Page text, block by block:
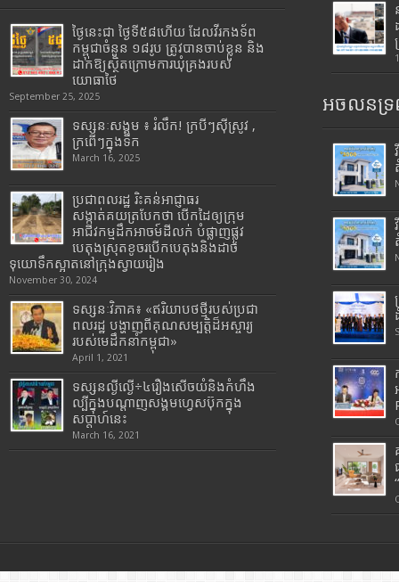
ថ្ងៃនេះជា ថ្ងៃទី៥៨ហើយ ដែលវីរកងទ័ព
កម្ពុជាចំនួន ១៨រូប ត្រូវបានចាប់ខ្លួន និង
ដាក់ឱ្យស្ថិតក្រោមការឃុំគ្រងរបស់
យោធាថៃ
September 25, 2025
ទស្សនៈសង្គម ៖ រំលឹក! ក្របីៗស៊ីស្រូវ ,
ក្រពើៗក្នុងទឹក
March 16, 2025
ប្រជាពលរដ្ឋ រិះគន់អាជ្ញាធរ
សង្កាត់គយត្របែកថា បើកដៃឲ្យក្រុម
អាជីវកម្មដឹកអាចម៍ដីលក់ បំផ្លាញផ្លូវ
បេតុងស្រុតខូចរបើកបេតុងនិងដាច់
ទុយោទឹកស្អាតនៅក្រុងស្វាយរៀង
November 30, 2024
ទស្សនៈវិភាគ៖ «ឥរិយាបថថ្មីរបស់ប្រជា
ពលរដ្ឋ បង្ហាញពីគុណសម្បត្តិដ៏អស្ចារ្យ
របស់មេដឹកនាំកម្ពុជា»
April 1, 2021
ទស្សនល្ងីល្ងើ÷៤រឿងសើចយំនិងកំហឹង
ល្បីក្នុងបណ្តាញសង្គមហ្វេសប៊ុកក្នុង
សប្តាហ៍នេះ
March 16, 2021
អចលនទ្រ